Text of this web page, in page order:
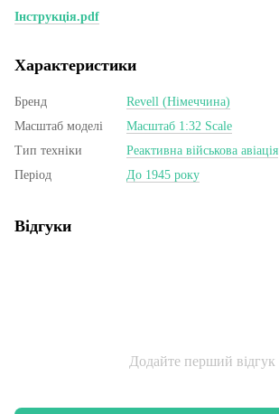
Інструкція.pdf
Характеристики
Бренд
Revell (Німеччина)
Масштаб моделі
Масштаб 1:32 Scale
Тип техніки
Реактивна військова авіація
Період
До 1945 року
Відгуки
Додайте перший відгук